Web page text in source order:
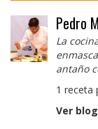
Pedro
La
antaño
1 receta
Ver